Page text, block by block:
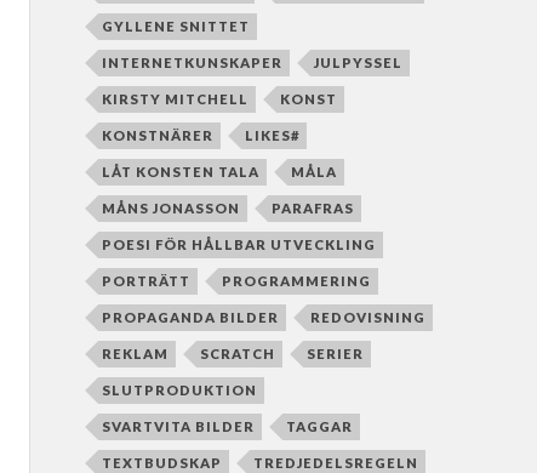
GYLLENE SNITTET
INTERNETKUNSKAPER JULPYSSEL
KIRSTY MITCHELL KONST
KONSTNÄRER LIKES#
LÅT KONSTEN TALA MÅLA
MÅNS JONASSON PARAFRAS
POESI FÖR HÅLLBAR UTVECKLING
PORTRÄTT PROGRAMMERING
PROPAGANDA BILDER REDOVISNING
REKLAM SCRATCH SERIER
SLUTPRODUKTION
SVARTVITA BILDER TAGGAR
TEXTBUDSKAP TREDJEDELSREGELN